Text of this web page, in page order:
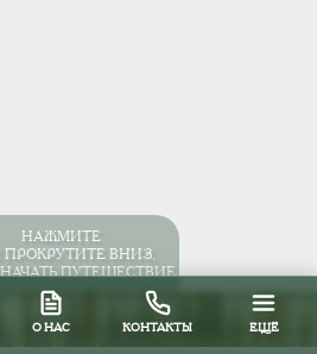
НАЖМИТЕ
ВНИЗ,
ПУТЕШЕСТВИЕ
О НАС КОНТАКТЫ ЕЩЁ